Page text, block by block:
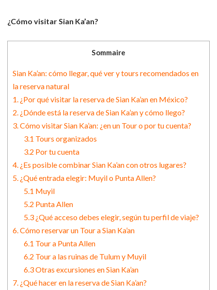
¿Cómo visitar Sian Ka’an?
Sommaire
Sian Ka’an: cómo llegar, qué ver y tours recomendados en
la reserva natural
1. ¿Por qué visitar la reserva de Sian Ka’an en México?
2. ¿Dónde está la reserva de Sian Ka’an y cómo llego?
3. Cómo visitar Sian Ka’an: ¿en un Tour o por tu cuenta?
3.1 Tours organizados
3.2 Por tu cuenta
4. ¿Es posible combinar Sian Ka’an con otros lugares?
5. ¿Qué entrada elegir: Muyil o Punta Allen?
5.1 Muyil
5.2 Punta Allen
5.3 ¿Qué acceso debes elegir, según tu perfil de viaje?
6. Cómo reservar un Tour a Sian Ka’an
6.1 Tour a Punta Allen
6.2 Tour a las ruinas de Tulum y Muyil
6.3 Otras excursiones en Sian Ka’an
7. ¿Qué hacer en la reserva de Sian Ka’an?